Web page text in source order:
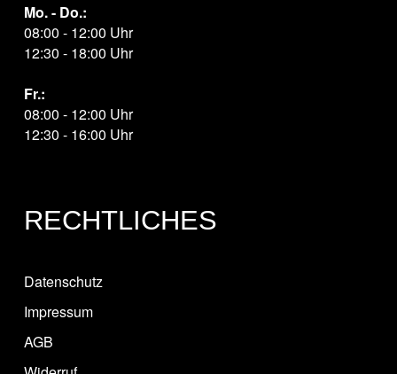
Mo. - Do.:
08:00 - 12:00 Uhr
12:30 - 18:00 Uhr
Fr.:
08:00 - 12:00 Uhr
12:30 - 16:00 Uhr
RECHTLICHES
Datenschutz
Impressum
AGB